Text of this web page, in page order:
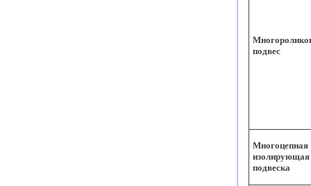
подвес
Многоцепная
изолирующая
подвеска